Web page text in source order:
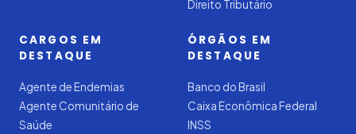
Direito Tributário
CARGOS EM
DESTAQUE
Agente de Endemias
Agente Comunitário de
Saúde
ÓRGÃOS EM
DESTAQUE
Banco do Brasil
Caixa Econômica Federal
INSS